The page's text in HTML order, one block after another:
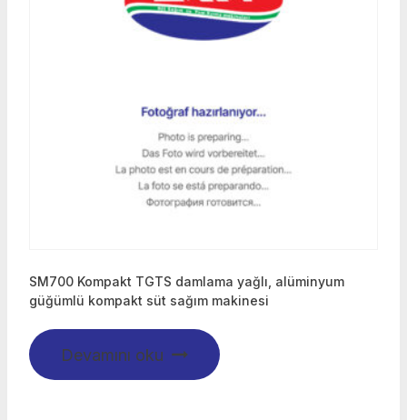
SM700 Kompakt TGTS damlama yağlı, alüminyum
güğümlü kompakt süt sağım makinesi
Devamını oku